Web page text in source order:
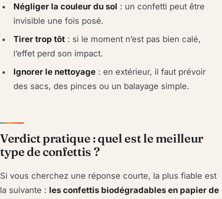
Négliger la couleur du sol : un confetti peut être
invisible une fois posé.
Tirer trop tôt : si le moment n’est pas bien calé,
l’effet perd son impact.
Ignorer le nettoyage : en extérieur, il faut prévoir
des sacs, des pinces ou un balayage simple.
Verdict pratique : quel est le meilleur
type de confettis ?
Si vous cherchez une réponse courte, la plus fiable est
la suivante : les confettis biodégradables en papier de